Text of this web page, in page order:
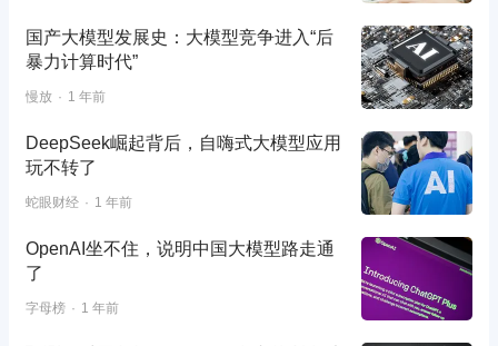
国产大模型发展史：大模型竞争进入“后
暴力计算时代”
慢放 1 年前
DeepSeek崛起背后，自嗨式大模型应用
玩不转了
蛇眼财经 1 年前
OpenAI坐不住，说明中国大模型路走通
了
字母榜 1 年前